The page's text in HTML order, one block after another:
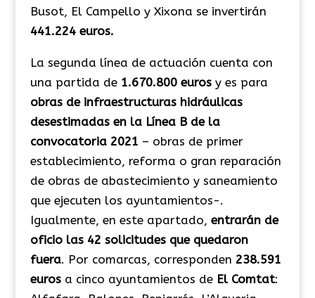
Busot, El Campello y Xixona se invertirán
441.224 euros.
La segunda línea de actuación cuenta con
una partida de 1.670.800 eurosy es para
obras de infraestructuras hidráulicas
desestimadas en la Línea B de la
convocatoria 2021 – obras de primer
establecimiento, reforma o gran reparación
de obras de abastecimiento y saneamiento
que ejecuten los ayuntamientos-.
Igualmente, en este apartado, entrarán de
oficio las 42 solicitudes que quedaron
fuera. Por comarcas, corresponden 238.591
eurosa cinco ayuntamientos de El Comtat: